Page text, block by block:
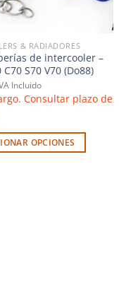
& RADIADORES
de intercooler –
S70 V70 (Do88)
Incluido
Consultar plazo de
OPCIONES